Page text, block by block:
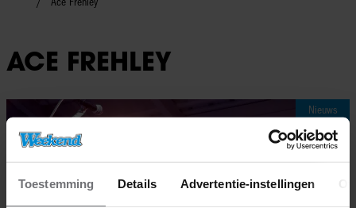
Toestemming Details Advertentie-instellingen
ACE FREHLEY
Nieuws